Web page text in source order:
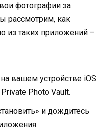
фотографии за
рассмотрим, как
из таких приложений –
вашем устройстве iOS
Photo Vault.
и дождитесь